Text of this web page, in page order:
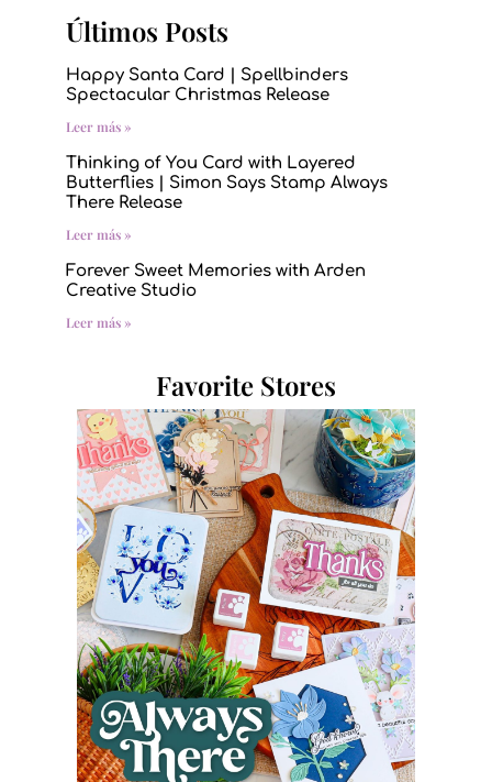
Últimos Posts
Happy Santa Card | Spellbinders
Spectacular Christmas Release
Leer más »
Thinking of You Card with Layered
Butterflies | Simon Says Stamp Always
There Release
Leer más »
Forever Sweet Memories with Arden
Creative Studio
Leer más »
Favorite Stores